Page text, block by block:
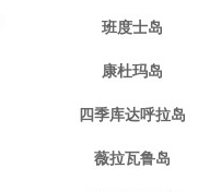
班度士岛
康杜玛岛
四季库达呼拉岛
薇拉瓦鲁岛